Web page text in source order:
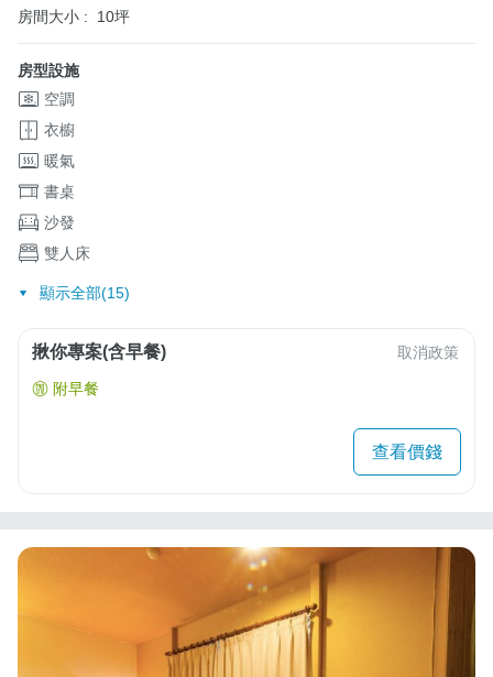
房間大小 :
10坪
房型設施
空調
衣櫥
暖氣
書桌
沙發
雙人床
顯示全部(15)
揪你專案(含早餐) 取消政策
附早餐
查看價錢